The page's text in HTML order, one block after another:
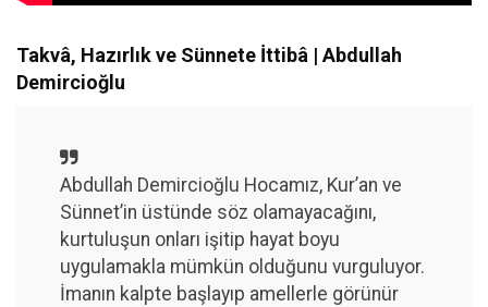
Takvâ, Hazırlık ve Sünnete İttibâ | Abdullah
Demircioğlu
Abdullah Demircioğlu Hocamız, Kur’an ve
Sünnet’in üstünde söz olamayacağını,
kurtuluşun onları işitip hayat boyu
uygulamakla mümkün olduğunu vurguluyor.
İmanın kalpte başlayıp amellerle görünür